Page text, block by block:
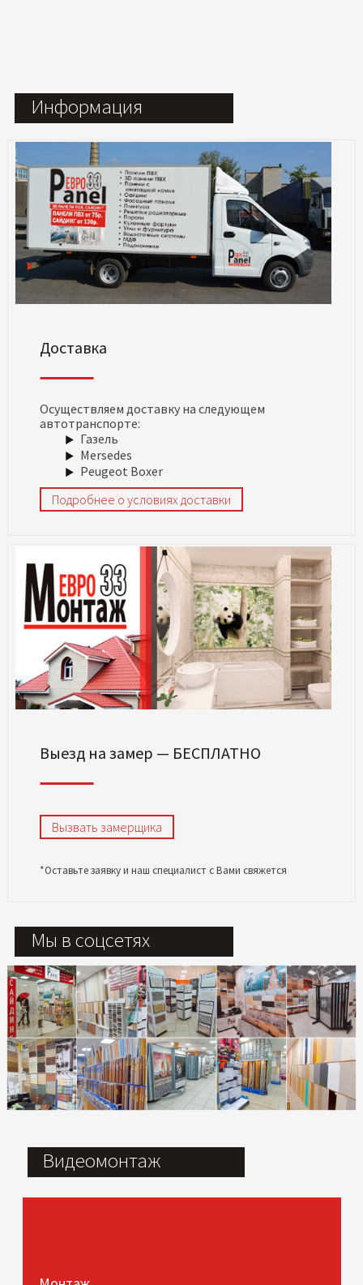
Информация
Доставка
Осуществляем доставку на следующем
автотранспорте:
Газель
Mersedes
Peugeot Boxer
Подробнее о условиях доставки
Выезд на замер — БЕСПЛАТНО
Вызвать замерщика
*Оставьте заявку и наш специалист с Вами свяжется
Мы в соцсетях
Видеомонтаж